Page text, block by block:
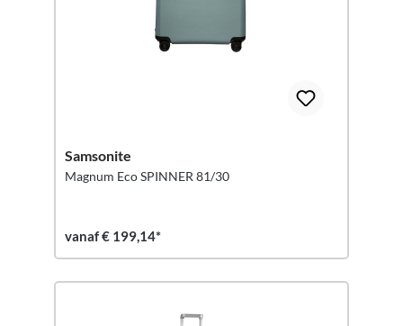
Samsonite
Magnum Eco SPINNER 81/30
vanaf € 199,14*